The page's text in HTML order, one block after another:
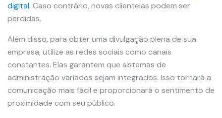
digital. Caso contrário, novas clientelas podem ser
perdidas.
Além disso, para obter uma divulgação plena de sua
empresa, utilize as redes sociais como canais
constantes. Elas garantem que sistemas de
administração variados sejam integrados. Isso tornará a
comunicação mais fácil e proporcionará o sentimento de
proximidade com seu público.